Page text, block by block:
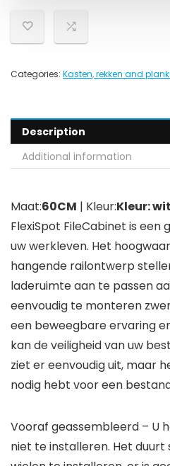
Categories: Kasten, rekken and
Description
Additional information
Maat:60CM | Kleur:Kleur: wit
FlexiSpot FileCabinet is een
uw werkleven. Het
hangende railontwerp
laderuimte aan te passen
eenvoudig te monteren
een beweegbare ervaring
kan de veiligheid van uw
ziet er eenvoudig uit, maar
nodig hebt voor een
Vooraf geassembleerd – U
niet te installeren. Het duurt